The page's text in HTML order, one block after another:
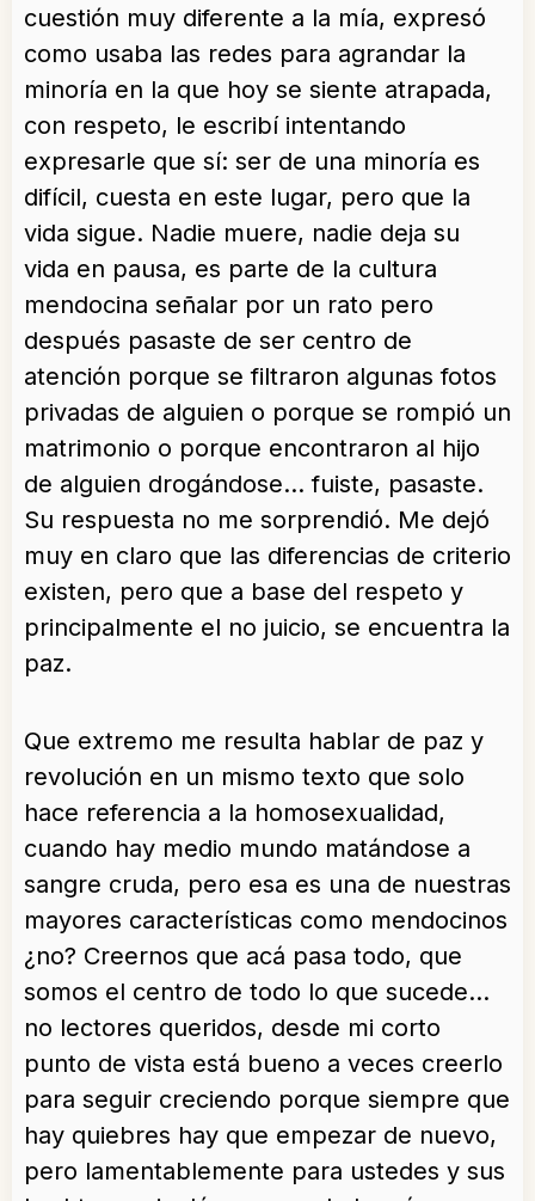
cuestión muy diferente a la mía, expresó
como usaba las redes para agrandar la
minoría en la que hoy se siente atrapada,
con respeto, le escribí intentando
expresarle que sí: ser de una minoría es
difícil, cuesta en este lugar, pero que la
vida sigue. Nadie muere, nadie deja su
vida en pausa, es parte de la cultura
mendocina señalar por un rato pero
después pasaste de ser centro de
atención porque se filtraron algunas fotos
privadas de alguien o porque se rompió un
matrimonio o porque encontraron al hijo
de alguien drogándose… fuiste, pasaste.
Su respuesta no me sorprendió. Me dejó
muy en claro que las diferencias de criterio
existen, pero que a base del respeto y
principalmente el no juicio, se encuentra la
paz.
Que extremo me resulta hablar de paz y
revolución en un mismo texto que solo
hace referencia a la homosexualidad,
cuando hay medio mundo matándose a
sangre cruda, pero esa es una de nuestras
mayores características como mendocinos
¿no? Creernos que acá pasa todo, que
somos el centro de todo lo que sucede…
no lectores queridos, desde mi corto
punto de vista está bueno a veces creerlo
para seguir creciendo porque siempre que
hay quiebres hay que empezar de nuevo,
pero lamentablemente para ustedes y sus